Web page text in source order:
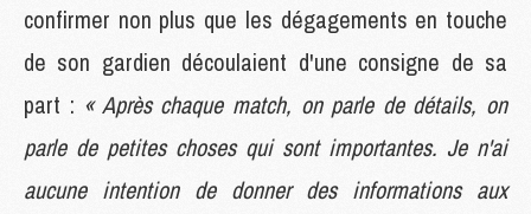
confirmer non plus que les dégagements en touche
de son gardien découlaient d'une consigne de sa
part : « Après chaque match, on parle de détails, on
parle de petites choses qui sont importantes. Je n'ai
aucune intention de donner des informations aux